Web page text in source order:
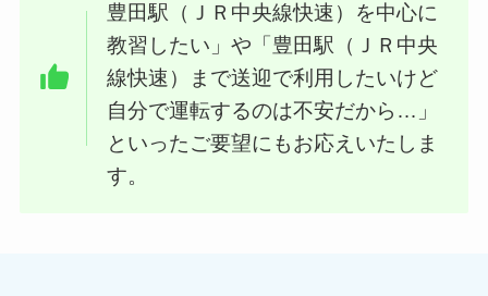
豊田駅（ＪＲ中央線快速）を中心に
教習したい」や「豊田駅（ＪＲ中央
線快速）まで送迎で利用したいけど
自分で運転するのは不安だから…」
といったご要望にもお応えいたしま
す。